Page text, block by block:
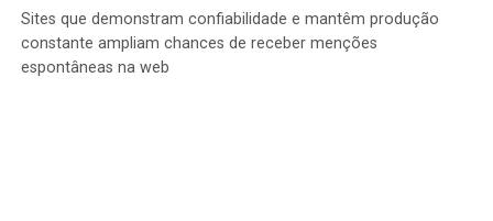
Sites que demonstram confiabilidade e mantêm produção
constante ampliam chances de receber menções
espontâneas na web